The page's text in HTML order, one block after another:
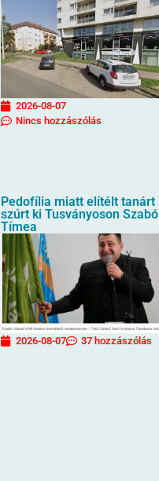
2026-08-07
Nincs hozzászólás
Pedofília miatt elítélt tanárt
szúrt ki Tusványoson Szabó
Tímea
2026-08-07 37 hozzászólás